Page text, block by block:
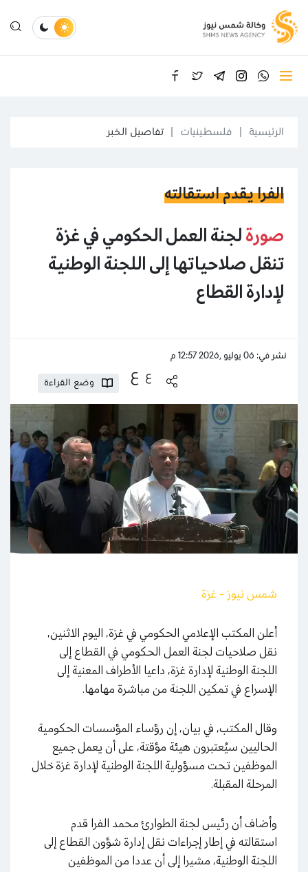
الرئيسية فلسطينيات تفاصيل الخبر
الفرا يقدم استقالته
صورة لجنة العمل الحكومي في غزة
تنقل صلاحياتها إلى اللجنة الوطنية
لإدارة القطاع
نشر في: 06 يوليو ,2026 12:57 م
ع ع
وضع القراءة
شمس نيوز - غزة
أعلن المكتب الإعلامي الحكومي في غزة، اليوم الاثنين،
نقل صلاحيات لجنة العمل الحكومي في القطاع إلى
اللجنة الوطنية لإدارة غزة، داعيا الأطراف المعنية إلى
الإسراع في تمكين اللجنة من مباشرة مهامها.
وقال المكتب، في بيان، إن رؤساء المؤسسات الحكومية
الحاليين سيُعتبرون هيئة مؤقتة، على أن يعمل جميع
الموظفين تحت مسؤولية اللجنة الوطنية لإدارة غزة خلال
المرحلة المقبلة.
وأضاف أن رئيس لجنة الطوارئ محمد الفرا قدم
استقالته في إطار إجراءات نقل إدارة شؤون القطاع إلى
اللجنة الوطنية، مشيرا إلى أن عددا من الموظفين